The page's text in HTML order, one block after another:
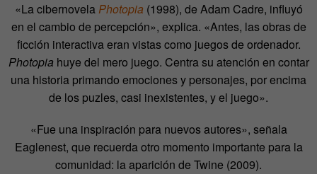
«La cibernovelaPhotopia (1998), de Adam Cadre, influyó
en el cambio de percepción», explica. «Antes, las obras de
ficción interactiva eran vistas como juegos de ordenador.
Photopia huye del mero juego. Centra su atención en contar
una historia primando emociones y personajes, por encima
de los puzles, casi inexistentes, y el juego».
«Fue una inspiración para nuevos autores», señala
Eaglenest, que recuerda otro momento importante para la
comunidad: la aparición de Twine (2009).